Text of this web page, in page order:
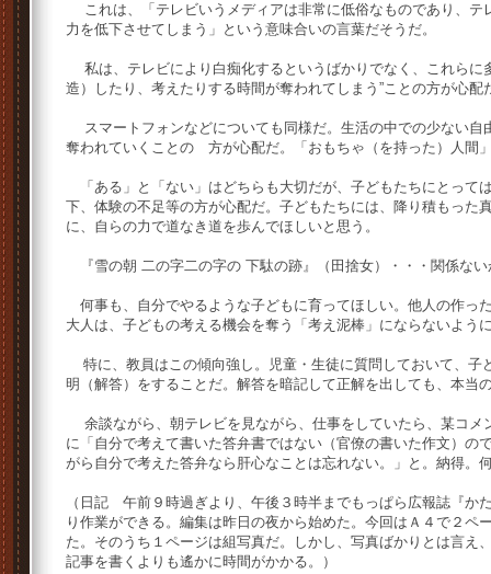
これは、「テレビいうメディアは非常に低俗なものであり、テ
力を低下させてしまう」という意味合いの言葉だそうだ。
私は、テレビにより白痴化するというばかりでなく、これらに
造）したり、考えたりする時間が奪われてしまう”ことの方が心配
スマートフォンなどについても同様だ。生活の中での少ない自
奪われていくことの 方が心配だ。「おもちゃ（を持った）人間
「ある」と「ない」はどちらも大切だが、子どもたちにとって
下、体験の不足等の方が心配だ。子どもたちには、降り積もった
に、自らの力で道なき道を歩んでほしいと思う。
『雪の朝 二の字二の字の 下駄の跡』（田捨女）・・・関係ない
何事も、自分でやるような子どもに育ってほしい。他人の作っ
大人は、子どもの考える機会を奪う「考え泥棒」にならないよう
特に、教員はこの傾向強し。児童・生徒に質問しておいて、子
明（解答）をすることだ。解答を暗記して正解を出しても、本当
余談ながら、朝テレビを見ながら、仕事をしていたら、某コメ
に「自分で考えて書いた答弁書ではない（官僚の書いた作文）の
がら自分で考えた答弁なら肝心なことは忘れない。」と。納得。
（日記 午前９時過ぎより、午後３時半までもっぱら広報誌『か
り作業ができる。編集は昨日の夜から始めた。今回はＡ４で２ペ
た。そのうち１ページは組写真だ。しかし、写真ばかりとは言え
記事を書くよりも遙かに時間がかかる。）